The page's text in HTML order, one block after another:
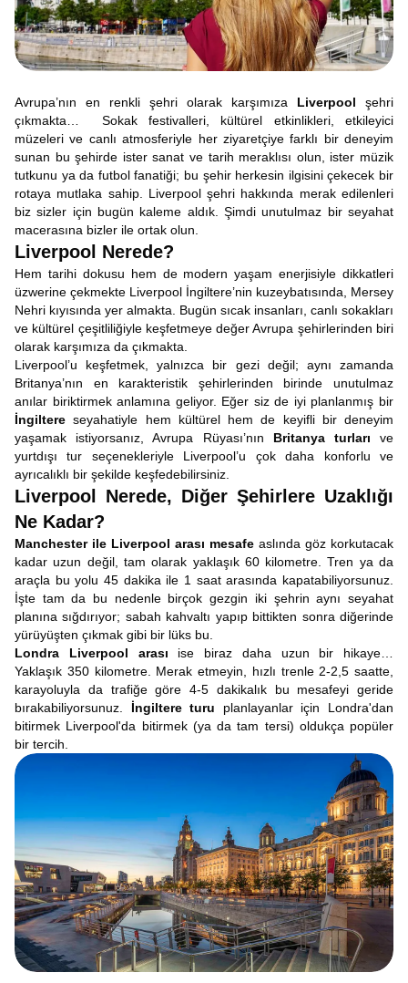
Avrupa’nın en renkli şehri olarak karşımıza Liverpool şehri
çıkmakta… Sokak festivalleri, kültürel etkinlikleri, etkileyici
müzeleri ve canlı atmosferiyle her ziyaretçiye farklı bir deneyim
sunan bu şehirde ister sanat ve tarih meraklısı olun, ister müzik
tutkunu ya da futbol fanatiği; bu şehir herkesin ilgisini çekecek bir
rotaya mutlaka sahip. Liverpool şehri hakkında merak edilenleri
biz sizler için bugün kaleme aldık. Şimdi unutulmaz bir seyahat
macerasına bizler ile ortak olun.
Liverpool Nerede?
Hem tarihi dokusu hem de modern yaşam enerjisiyle dikkatleri
üzwerine çekmekte Liverpool İngiltere’nin kuzeybatısında, Mersey
Nehri kıyısında yer almakta. Bugün sıcak insanları, canlı sokakları
ve kültürel çeşitliliğiyle keşfetmeye değer Avrupa şehirlerinden biri
olarak karşımıza da çıkmakta.
Liverpool’u keşfetmek, yalnızca bir gezi değil; aynı zamanda
Britanya’nın en karakteristik şehirlerinden birinde unutulmaz
anılar biriktirmek anlamına geliyor. Eğer siz de iyi planlanmış bir
İngiltere seyahatiyle hem kültürel hem de keyifli bir deneyim
yaşamak istiyorsanız, Avrupa Rüyası’nın Britanya turları ve
yurtdışı tur seçenekleriyle Liverpool’u çok daha konforlu ve
ayrıcalıklı bir şekilde keşfedebilirsiniz.
Liverpool Nerede, Diğer Şehirlere Uzaklığı
Ne Kadar?
Manchester ile Liverpool arası mesafe aslında göz korkutacak
kadar uzun değil, tam olarak yaklaşık 60 kilometre. Tren ya da
araçla bu yolu 45 dakika ile 1 saat arasında kapatabiliyorsunuz.
İşte tam da bu nedenle birçok gezgin iki şehrin aynı seyahat
planına sığdırıyor; sabah kahvaltı yapıp bittikten sonra diğerinde
yürüyüşten çıkmak gibi bir lüks bu.
Londra Liverpool arası ise biraz daha uzun bir hikaye…
Yaklaşık 350 kilometre. Merak etmeyin, hızlı trenle 2-2,5 saatte,
karayoluyla da trafiğe göre 4-5 dakikalık bu mesafeyi geride
bırakabiliyorsunuz. İngiltere turu planlayanlar için Londra'dan
bitirmek Liverpool'da bitirmek (ya da tam tersi) oldukça popüler
bir tercih.